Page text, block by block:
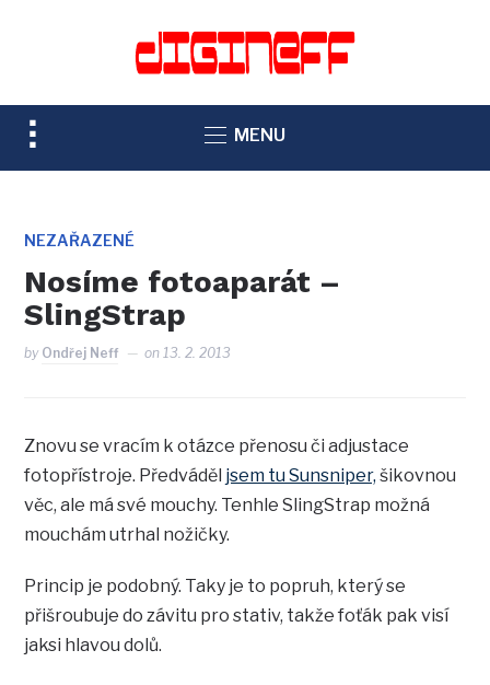
TOGGLE
SIDEBAR
NAVIGATION
MENU
NEZAŘAZENÉ
Nosíme fotoaparát –
SlingStrap
by Ondřej Neff on13. 2. 2013
Znovu se vracím k otázce přenosu či adjustace
fotopřístroje. Předváděl jsem tu Sunsniper, šikovnou
věc, ale má své mouchy. Tenhle SlingStrap možná
mouchám utrhal nožičky.
Princip je podobný. Taky je to popruh, který se
přišroubuje do závitu pro stativ, takže foťák pak visí
jaksi hlavou dolů.